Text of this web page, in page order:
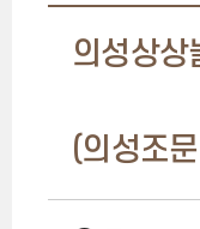
의성상상
(의성조